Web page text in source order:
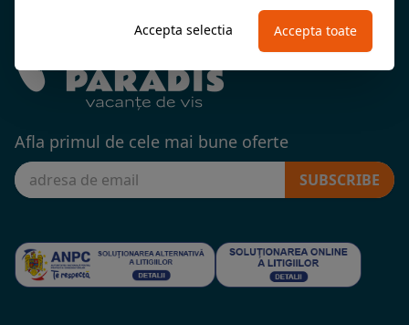
Afla primul de cele mai bune oferte
SUBSCRIBE
Accepta selectia Accepta toate